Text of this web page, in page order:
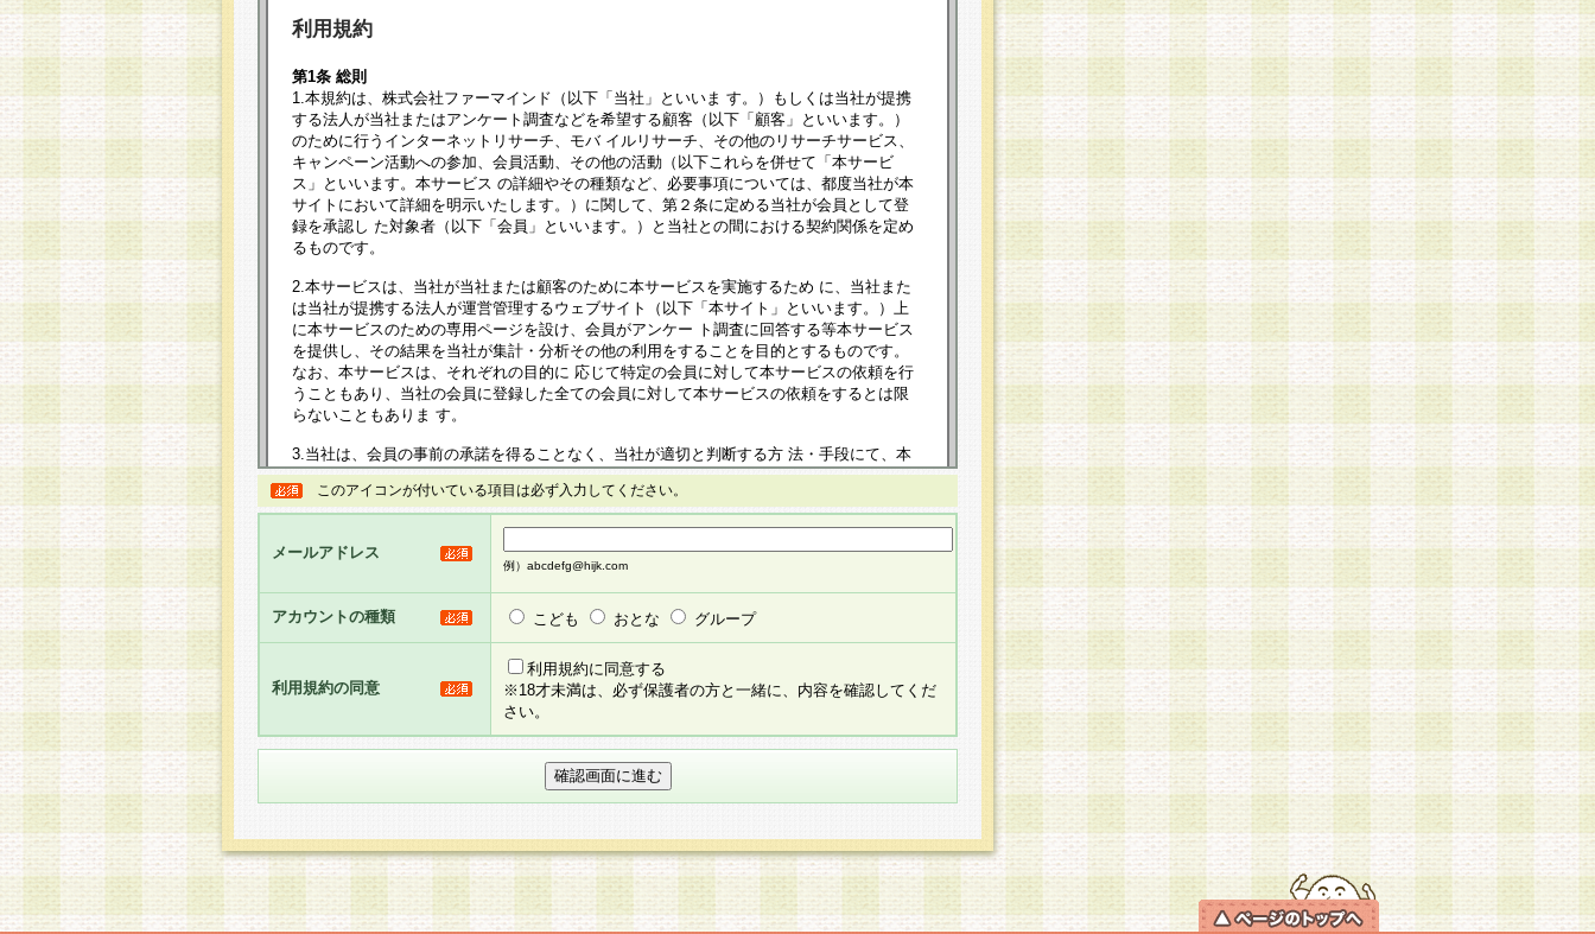
利用規約
第1条 総則
1.本規約は、株式会社ファーマインド（以下「当社」といいま す。）もしくは当社が提携
する法人が当社またはアンケート調査などを希望する顧客（以下「顧客」といいます。）
のために行うインターネットリサーチ、モバ イルリサーチ、その他のリサーチサービス、
キャンペーン活動への参加、会員活動、その他の活動（以下これらを併せて「本サービ
ス」といいます。本サービス の詳細やその種類など、必要事項については、都度当社が本
サイトにおいて詳細を明示いたします。）に関して、第２条に定める当社が会員として登
録を承認し た対象者（以下「会員」といいます。）と当社との間における契約関係を定め
るものです。
2.本サービスは、当社が当社または顧客のために本サービスを実施するため に、当社また
は当社が提携する法人が運営管理するウェブサイト（以下「本サイト」といいます。）上
に本サービスのための専用ページを設け、会員がアンケー ト調査に回答する等本サービス
を提供し、その結果を当社が集計・分析その他の利用をすることを目的とするものです。
なお、本サービスは、それぞれの目的に 応じて特定の会員に対して本サービスの依頼を行
うこともあり、当社の会員に登録した全ての会員に対して本サービスの依頼をするとは限
らないこともありま す。
3.当社は、会員の事前の承諾を得ることなく、当社が適切と判断する方 法・手段にて、本
規約を任意に制定、変更または修正することができるものとします。改定後の本規約等
は、本規約においては本サイトに掲示したときに、その 他の諸規定については、会員に対
して告知の案内を配信または本サイトに掲示したときのいずれか早い時期をもってその効
るものとします。
5.当社がお聞きする個人情報は、すべて会員登録希望者の自由な意思で提 供いただいたも
のと考えております。従って、会員登録希望者が自らの個人情報の提供を希望されない場
合には、当社はその個人情報をお預かりいたしません が、提供されないことによって、当
社の取扱商品やサービス等をご利用いただけない場合がありますことを予めご了承くださ
い。
6.当社は、お客様から当社が保有している個人情報の開示・訂正・追加・ 利用停止等を求
められた場合には、ご本人様であることが当社にて確認できた場合に限り、法令に準拠し
せ先となります。
第2条 会員の資格
1.会員とは、本規約等を承諾のうえ、当社所定の登録手続きを全て完了し、当社が承認した
このアイコンが付いている項目は必ず入力してください。
メールアドレス
例）abcdefg@hijk.com
アカウントの種類 こども おとな グループ
利用規約の同意
利用規約に同意する
※18才未満は、必ず保護者の方と一緒に、内容を確認してくだ
さい。